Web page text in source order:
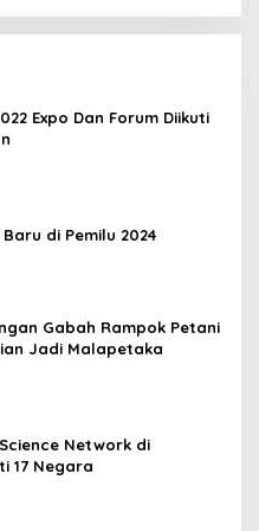
Expo Dan Forum Diikuti
di Pemilu 2024
Gabah Rampok Petani
Jadi Malapetaka
Network di
17 Negara